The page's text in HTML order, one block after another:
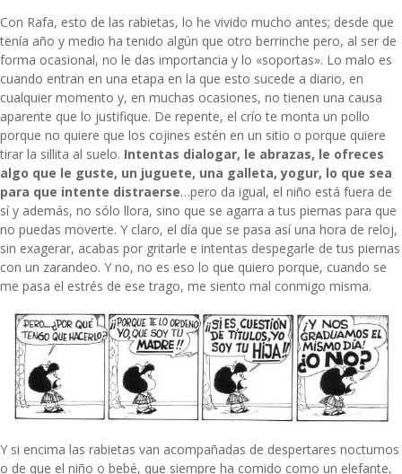
Con Rafa, esto de las rabietas, lo he vivido mucho antes; desde que
tenía año y medio ha tenido algún que otro berrinche pero, al ser de
forma ocasional, no le das importancia y lo «soportas». Lo malo es
cuando entran en una etapa en la que esto sucede a diario, en
cualquier momento y, en muchas ocasiones, no tienen una causa
aparente que lo justifique. De repente, el crío te monta un pollo
porque no quiere que los cojines estén en un sitio o porque quiere
tirar la sillita al suelo. Intentas dialogar, le abrazas, le ofreces
algo que le guste, un juguete, una galleta, yogur, lo que sea
para que intente distraerse…pero da igual, el niño está fuera de
sí y además, no sólo llora, sino que se agarra a tus piernas para que
no puedas moverte. Y claro, el día que se pasa así una hora de reloj,
sin exagerar, acabas por gritarle e intentas despegarle de tus piernas
con un zarandeo. Y no, no es eso lo que quiero porque, cuando se
me pasa el estrés de ese trago, me siento mal conmigo misma.
Y si encima las rabietas van acompañadas de despertares nocturnos
o de que el niño o bebé, que siempre ha comido como un elefante,